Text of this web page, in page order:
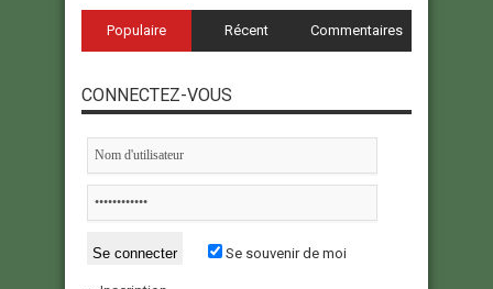
Populaire Récent Commentaires
CONNECTEZ-VOUS
Se souvenir de moi